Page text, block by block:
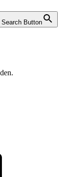
Search Button